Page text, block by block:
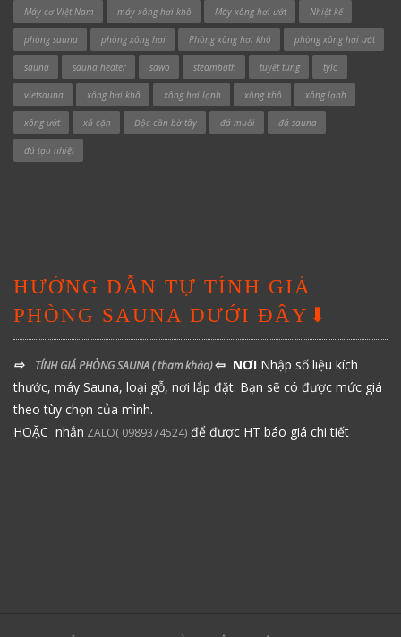
Máy cơ Việt Nam máy xông hơi khô Máy xông hơi ướt Nhiệt kế
phòng sauna phòng xông hơi Phòng xông hơi khô phòng xông hơi ướt
sauna sauna heater sawo steambath tuyết tùng tylo
vietsauna xông hơi khô xông hơi lạnh xông khô xông lạnh
xông ướt xả cặn Độc cần bờ tây đá muối đá sauna
đá tạo nhiệt
HƯỚNG DẪN TỰ TÍNH GIÁ
PHÒNG SAUNA DƯỚI ĐÂY⬇
⇨ TÍNH GIÁ PHÒNG SAUNA( tham khảo)⇦ NƠI Nhập số liệu kích
thước, máy Sauna, loại gỗ, nơi lắp đặt. Bạn sẽ có được mức giá
theo tùy chọn của mình.
HOẶC nhắn ZALO( 0989374524) để được HT báo giá chi tiết